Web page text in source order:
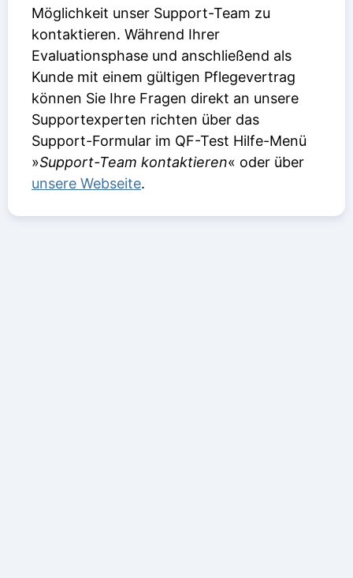
Möglichkeit unser Support-Team zu
kontaktieren. Während Ihrer
Evaluationsphase und anschließend als
Kunde mit einem gültigen Pflegevertrag
können Sie Ihre Fragen direkt an unsere
Supportexperten richten über das
Support-Formular im QF-Test Hilfe-Menü
»Support-Team kontaktieren« oder über
unsere Webseite.